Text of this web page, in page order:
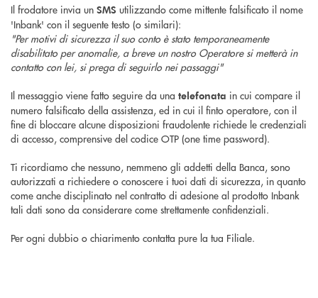
Il frodatore invia un SMS utilizzando come mittente falsificato il nome
'Inbank' con il seguente testo (o similari):
"Per motivi di sicurezza il suo conto è stato temporaneamente
disabilitato per anomalie, a breve un nostro Operatore si metterà in
contatto con lei, si prega di seguirlo nei passaggi"
Il messaggio viene fatto seguire da una telefonata in cui compare il
numero falsificato della assistenza, ed in cui il finto operatore, con il
fine di bloccare alcune disposizioni fraudolente richiede le credenziali
di accesso, comprensive del codice OTP (one time password).
Ti ricordiamo che nessuno, nemmeno gli addetti della Banca, sono
autorizzati a richiedere o conoscere i tuoi dati di sicurezza, in quanto
come anche disciplinato nel contratto di adesione al prodotto Inbank
tali dati sono da considerare come strettamente confidenziali.
Per ogni dubbio o chiarimento contatta pure la tua Filiale.